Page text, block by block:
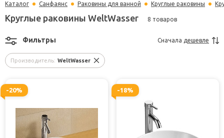
Каталог Санфаянс Раковины для ванной Круглые раковины
Круглые раковины WeltWasser 8 товаров
Производитель: WeltWasser
Фильтры Сначала дешевле
-20% -18%